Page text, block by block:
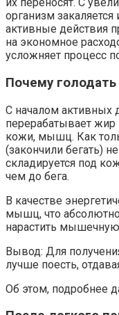
организм закаляется
активные действия
на экономное
усложняет процесс
Почему
С началом активных
перерабатывает жир
кожи, мышц. Как
(закончили бегать)
складируется под
чем до бега.
В качестве
мышц, что
нарастить
Вывод: Для
лучше поесть,
Об этом, подробнее